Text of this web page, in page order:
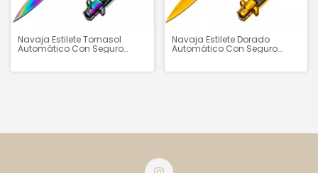
Navaja Estilete Tornasol
Automático Con Seguro
Navaja Estilete Dorado
Automático Con Seguro